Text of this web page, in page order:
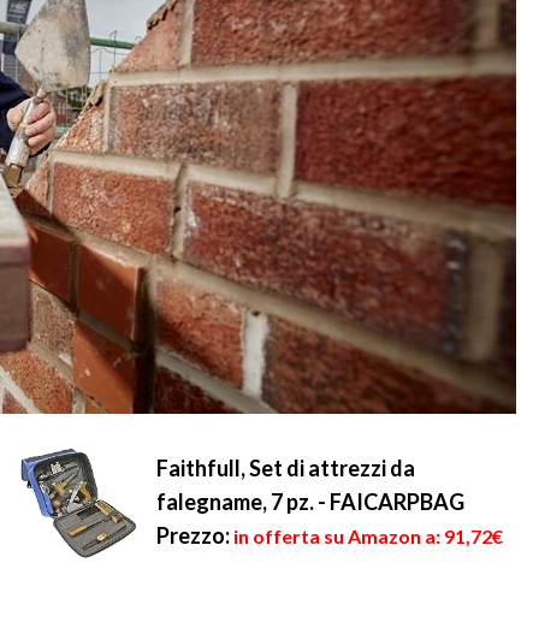
Faithfull, Set di attrezzi da
falegname, 7 pz. - FAICARPBAG
Prezzo: in offerta su Amazon a: 91,72€